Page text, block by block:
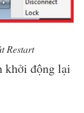
Restart
khởi động lại